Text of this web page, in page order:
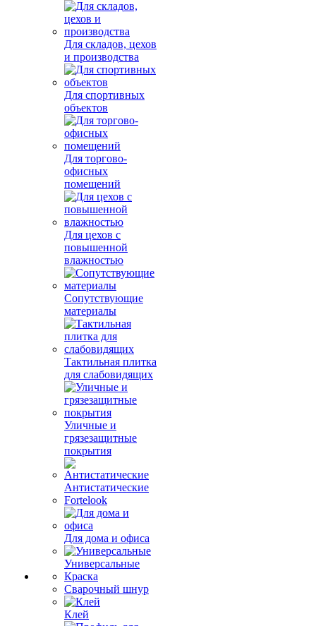
Для складов, цехов
и производства
Для спортивных
объектов
Для торгово-
офисных
помещений
Для цехов с
повышенной
влажностью
Сопутствующие
материалы
Тактильная плитка
для слабовидящих
Уличные и
грязезащитные
покрытия
Антистатические
Fortelook
Для дома и офиса
Универсальные
Краска
Сварочный шнур
Клей